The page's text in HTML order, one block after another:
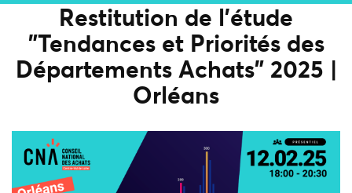
Restitution de l'étude
"Tendances et Priorités des
Départements Achats" 2025 |
Orléans